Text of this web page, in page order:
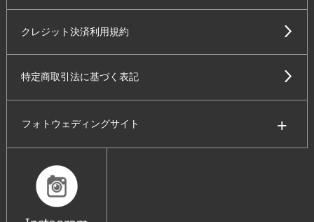
クレジット決済利用規約
特定商取引法に基づく表記
フォトウェディングサイト